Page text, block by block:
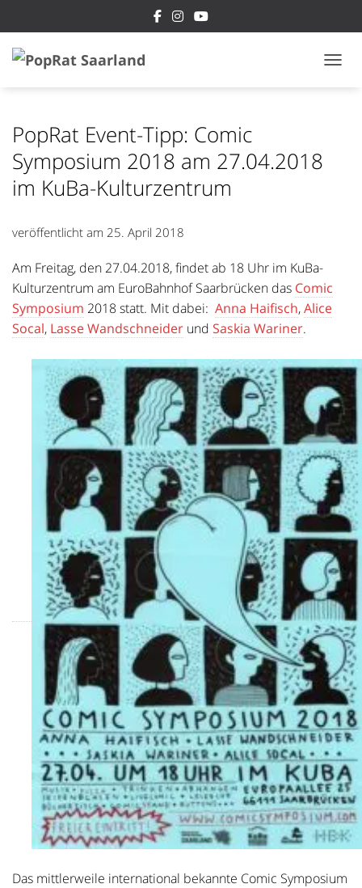
PopRat Event-Tipp: Comic
Symposium 2018 am 27.04.2018
im KuBa-Kulturzentrum
veröffentlicht am 25. April 2018
Am Freitag, den 27.04.2018, findet ab 18 Uhr im KuBa-
Kulturzentrum am EuroBahnhof Saarbrücken das Comic
Symposium 2018 statt. Mit dabei: Anna Haifisch,Alice
Socal, Lasse Wandschneider und Saskia Wariner.
Das mittlerweile international bekannte Comic Symposium